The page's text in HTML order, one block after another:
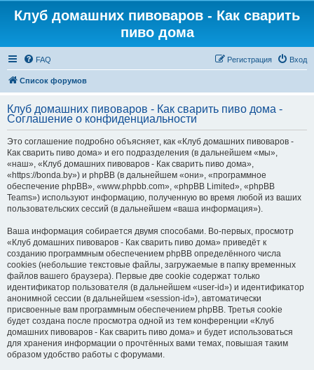
Клуб домашних пивоваров - Как cварить
пиво дома
FAQ Вход
Регистрация
Список форумов
Клуб домашних пивоваров - Как cварить пиво дома -
Соглашение о конфиденциальности
Это соглашение подробно объясняет, как «Клуб домашних пивоваров -
Как cварить пиво дома» и его подразделения (в дальнейшем «мы»,
«наш», «Клуб домашних пивоваров - Как cварить пиво дома»,
«https://bonda.by») и phpBB (в дальнейшем «они», «программное
обеспечение phpBB», «www.phpbb.com», «phpBB Limited», «phpBB
Teams») используют информацию, полученную во время любой из ваших
пользовательских сессий (в дальнейшем «ваша информация»).
Ваша информация собирается двумя способами. Во-первых, просмотр
«Клуб домашних пивоваров - Как cварить пиво дома» приведёт к
созданию программным обеспечением phpBB определённого числа
cookies (небольшие текстовые файлы, загружаемые в папку временных
файлов вашего браузера). Первые две cookie содержат только
идентификатор пользователя (в дальнейшем «user-id») и идентификатор
анонимной сессии (в дальнейшем «session-id»), автоматически
присвоенные вам программным обеспечением phpBB. Третья cookie
будет создана после просмотра одной из тем конференции «Клуб
домашних пивоваров - Как cварить пиво дома» и будет использоваться
для хранения информации о прочтённых вами темах, повышая таким
образом удобство работы с форумами.